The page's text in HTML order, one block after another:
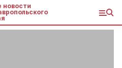
новости